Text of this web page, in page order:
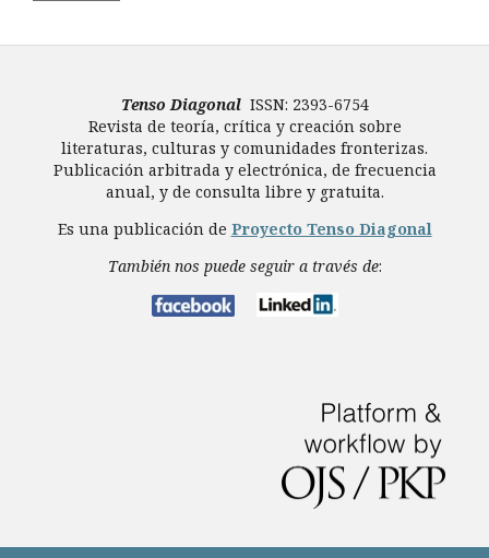
Tenso Diagonal ISSN: 2393-6754
Revista de teoría, crítica y creación sobre
literaturas, culturas y comunidades fronterizas.
Publicación arbitrada y electrónica, de frecuencia
anual, y de consulta libre y gratuita.
Es una publicación de Proyecto Tenso Diagonal
También nos puede seguir a través de: